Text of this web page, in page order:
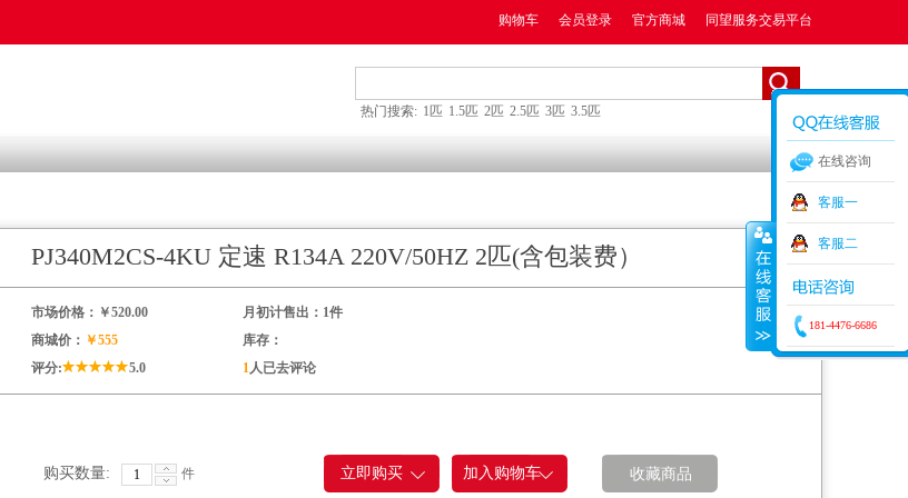
购物车 会员登录 官方商城 同望服务交易平台
热门搜索: 1匹 1.5匹 2匹 2.5匹 3匹 3.5匹
在线咨询
客服一
客服二
181-4476-6686
PJ340M2CS-4KU 定速 R134A 220V/50HZ 2匹(含包装费）
市场价格：￥520.00
月初计售出：1件
商城价： ￥555
库存：
评分:
5.0 1人已去评论
购买数量: 件 收藏商品